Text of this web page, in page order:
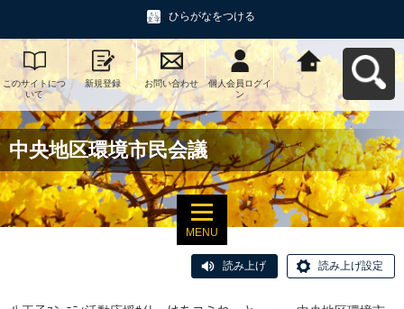
ひらがなをつける
このサイトにつ
いて
新規登録 お問い合わせ
個人会員ログイ
ン
八王子ｺﾐｭﾆﾃｨ活
動応援ｻｲﾄ はち
コミねっとへ戻
る
中央地区環境市民会議
MENU
読み上げ 読み上げ設定